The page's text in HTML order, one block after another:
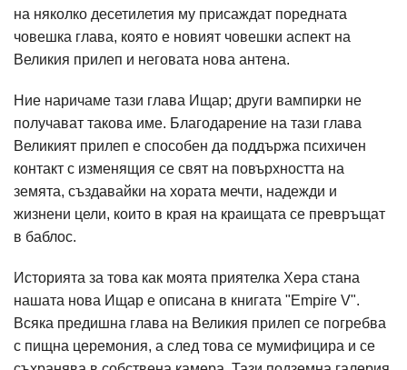
на няколко десетилетия му присаждат поредната
човешка глава, която е новият човешки аспект на
Великия прилеп и неговата нова антена.
Ние наричаме тази глава Ищар; други вампирки не
получават такова име. Благодарение на тази глава
Великият прилеп е способен да поддържа психичен
контакт с изменящия се свят на повърхността на
земята, създавайки на хората мечти, надежди и
жизнени цели, които в края на краищата се превръщат
в баблос.
Историята за това как моята приятелка Хера стана
нашата нова Ищар е описана в книгата "Empire V".
Всяка предишна глава на Великия прилеп се погребва
с пищна церемония, а след това се мумифицира и се